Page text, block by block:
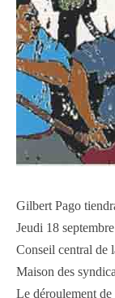
Gilbert Pago
Jeudi 18 septembre
Conseil central de
Maison des
Le déroulement